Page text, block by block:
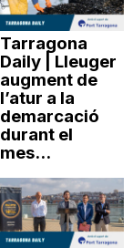
Tarragona
Daily | Lleuger
augment de
l’atur a la
demarcació
durant el
mes...